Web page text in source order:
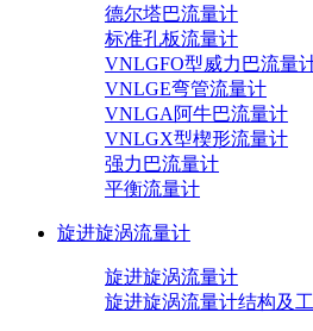
德尔塔巴流量计
标准孔板流量计
VNLGFO型威力巴流量
VNLGE弯管流量计
VNLGA阿牛巴流量计
VNLGX型楔形流量计
强力巴流量计
平衡流量计
旋进旋涡流量计
旋进旋涡流量计
旋进旋涡流量计结构及